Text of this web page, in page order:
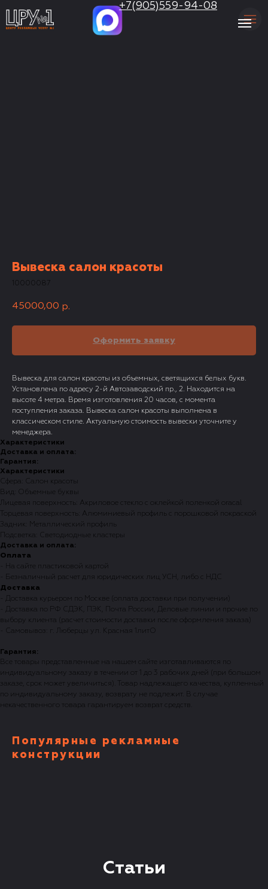
+7(905)559-94-08
Вывеска салон красоты
10000087
45000,00 р.
Оформить заявку
Вывеска для салон красоты из объемных, светящихся белых букв.
Установлена по адресу 2-й Автозаводский пр., 2. Находится на
высоте 4 метра. Время изготовления 20 часов, с момента
поступления заказа. Вывеска салон красоты выполнена в
классическом стиле. Актуальную стоимость вывески уточните у
менеджера.
Характеристики
Доставка и оплата:
Гарантия:
Характеристики
Сфера: Салон красоты
Вид: Объемные буквы
Лицевая поверхность: Акриловое стекло с оклейкой поленкой oracal
Торцевая поверхность: Алюминиевый профиль с порошковой покраской
Задник: Металлический профиль
Подсветка: Светодиодные кластеры
Доставка и оплата:
Оплата
- На сайте пластиковой картой
- Безналичный расчет для юридических лиц УСН, либо с НДС
Доставка
- Доставка курьером по Москве (оплата доставки при получении)
- Доставка по РФ СДЭК, ПЭК, Почта России, Деловые линии и прочие по
выбору клиента (расчет стоимости доставки после оформления заказа)
- Самовывоз: г. Люберцы ул. Красная 1литО
Гарантия:
Все товары представленные на нашем сайте изготавливаются по
индивидуальному заказу в течении от 1 до 3 рабочих дней (при большом
заказе, срок может увеличиться). Товар надлежащего качества, купленный
по индивидуальному заказу, возврату не подлежит. В случае
некачественного товара гарантируем возврат средств.
Популярные рекламные
конструкции
Статьи